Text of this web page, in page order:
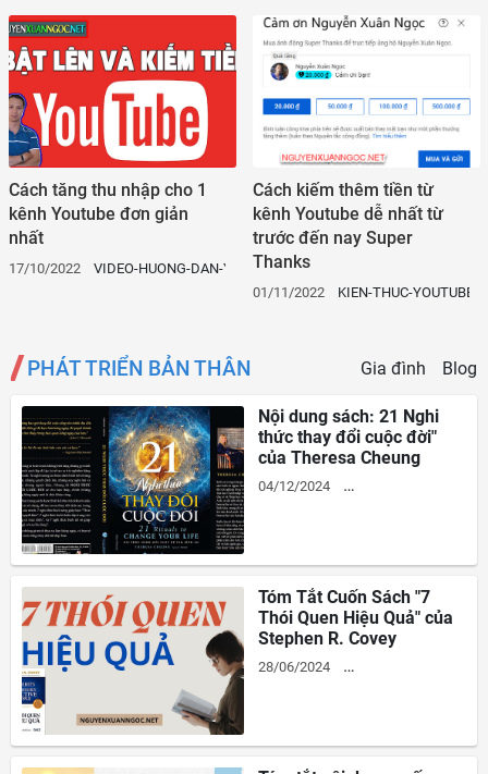
Cách tăng thu nhập cho 1
kênh Youtube đơn giản
nhất
17/10/2022 VIDEO-HUONG-DAN-YOUTUBE
Cách kiếm thêm tiền từ
kênh Youtube dễ nhất từ
trước đến nay Super
Thanks
01/11/2022 KIEN-THUC-YOUTUBE
PHÁT TRIỂN BẢN THÂN Gia đình Blog
Nội dung sách: 21 Nghi
thức thay đổi cuộc đời"
của Theresa Cheung
04/12/2024
Tóm Tắt Cuốn Sách "7
Thói Quen Hiệu Quả" của
Stephen R. Covey
28/06/2024